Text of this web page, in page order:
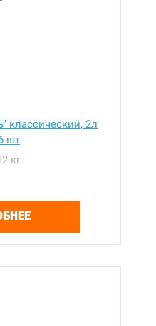
классический, 2л
шт
кг